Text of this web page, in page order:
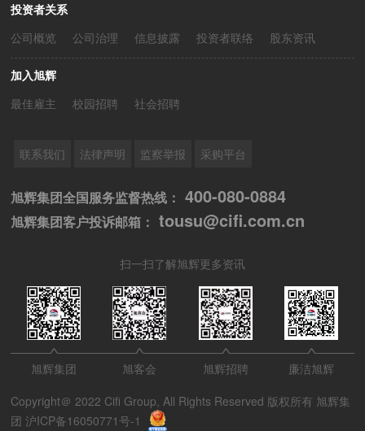
投资者关系
公司概览
公司治理 信息披露 投资者联络 股东资讯
加入旭辉
最佳雇主
校园招聘 社会招聘
联系我们 法律声明 监察举报 采购平台
旭辉集团全国服务监督热线： 400-080-0884
旭辉集团客户投诉邮箱： tousu@cifi.com.cn
扫一扫了解旭辉更多资讯
旭辉集团 旭客会 旭辉招聘
廉洁旭辉
Copyright＠ 2022 Cifi Group, All Rights Reserved 版权所有 旭辉集
团沪ICP备16050771号-1